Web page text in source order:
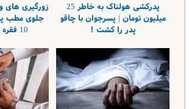
پدرکشی هولناک به خاطر 25
میلیون تومان | پسرجوان با چاقو
پدر را کشت !
زورگیری
جلوی مطب
10 فقره سرقت با قمه